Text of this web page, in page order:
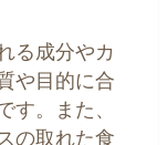
る成分やカ
や目的に合
す。また、
の取れた食